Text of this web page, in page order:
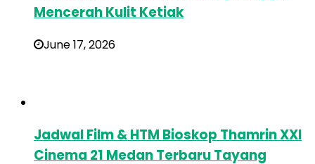
Mencerah Kulit Ketiak
June 17, 2026
Jadwal Film & HTM Bioskop Thamrin XXI
Cinema 21 Medan Terbaru Tayang